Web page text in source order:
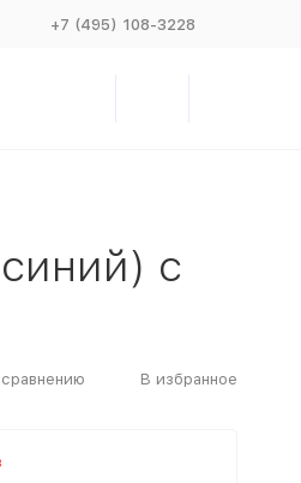
+7 (495) 108-3228
с
В избранное